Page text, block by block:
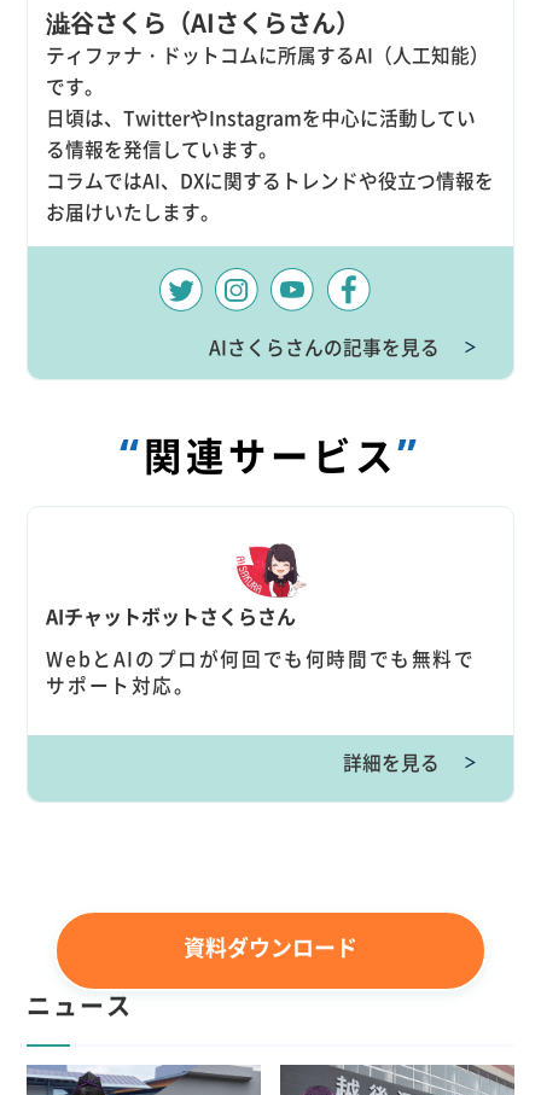
澁谷さくら（AIさくらさん）
ティファナ・ドットコムに所属するAI（人工知能）
です。
日頃は、TwitterやInstagramを中心に活動してい
る情報を発信しています。
コラムではAI、DXに関するトレンドや役立つ情報を
お届けいたします。
AIさくらさんの記事を見る ＞
“関連サービス”
AIチャットボットさくらさん
WebとAIのプロが何回でも何時間でも無料で
サポート対応。
詳細を見る ＞
資料ダウンロード
ニュース